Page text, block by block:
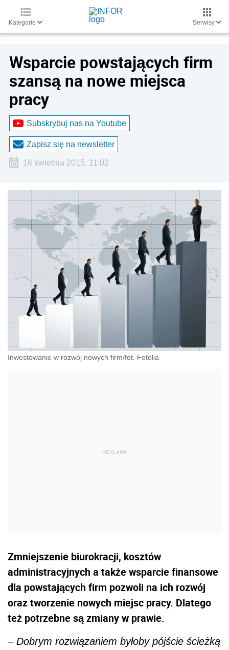
Kategorie Serwisy
Wsparcie powstających firm
szansą na nowe miejsca
pracy
Subskrybuj nas na Youtube
Zapisz się na newsletter
16 kwietnia 2015, 11:02
Inwestowanie w rozwój nowych firm/fot. Fotolia
Zmniejszenie biurokracji, kosztów
administracyjnych a także wsparcie finansowe
dla powstających firm pozwoli na ich rozwój
oraz tworzenie nowych miejsc pracy. Dlatego
też potrzebne są zmiany w prawie.
– Dobrym rozwiązaniem byłoby pójście ścieżką